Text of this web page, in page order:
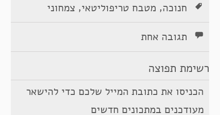
חנוכה, מטבח טריפוליטאי, צמחוני
תגובה אחת
רשימת תפוצה
הכניסו את כתובת המייל שלכם כדי להישאר
מעודכנים במתכונים חדשים